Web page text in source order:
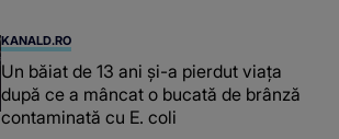
mea...”
KANALD.RO
Un băiat de 13 ani și-a pierdut viața
după ce a mâncat o bucată de brânză
contaminată cu E. coli